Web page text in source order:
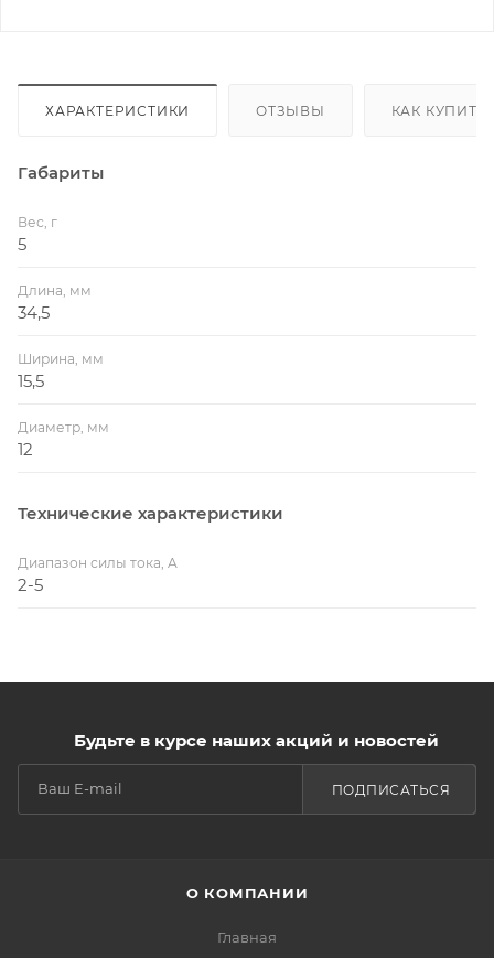
ХАРАКТЕРИСТИКИ ОТЗЫВЫ КАК КУПИТЬ
Габариты
Вес, г
5
Длина, мм
34,5
Ширина, мм
15,5
Диаметр, мм
12
Технические характеристики
Диапазон силы тока, A
2-5
Будьте в курсе наших акций и новостей
ПОДПИСАТЬСЯ
О КОМПАНИИ
Главная